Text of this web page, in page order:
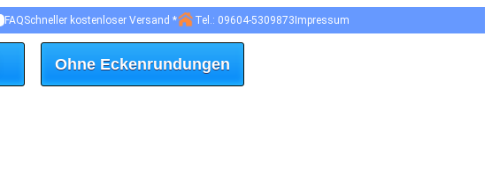
FAQSchneller kostenloser Versand * Tel.: 09604-5309873 Impressum
Ohne Eckenrundungen